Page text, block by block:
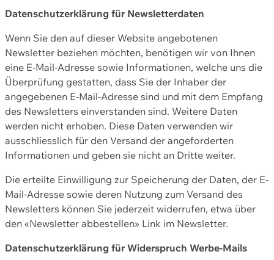
Datenschutzerklärung für Newsletterdaten
Wenn Sie den auf dieser Website angebotenen
Newsletter beziehen möchten, benötigen wir von Ihnen
eine E-Mail-Adresse sowie Informationen, welche uns die
Überprüfung gestatten, dass Sie der Inhaber der
angegebenen E-Mail-Adresse sind und mit dem Empfang
des Newsletters einverstanden sind. Weitere Daten
werden nicht erhoben. Diese Daten verwenden wir
ausschliesslich für den Versand der angeforderten
Informationen und geben sie nicht an Dritte weiter.
Die erteilte Einwilligung zur Speicherung der Daten, der E-
Mail-Adresse sowie deren Nutzung zum Versand des
Newsletters können Sie jederzeit widerrufen, etwa über
den «Newsletter abbestellen» Link im Newsletter.
Datenschutzerklärung für Widerspruch Werbe-Mails